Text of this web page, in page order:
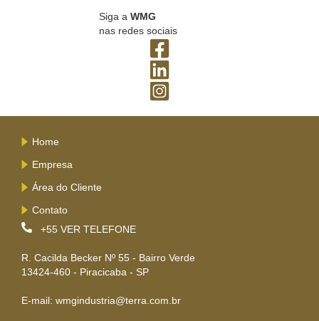
Siga a WMG
nas redes sociais
Home
Empresa
Área do Cliente
Contato
+55 VER TELEFONE
R. Cacilda Becker Nº 55 - Bairro Verde
13424-460 - Piracicaba - SP
E-mail: wmgindustria@terra.com.br